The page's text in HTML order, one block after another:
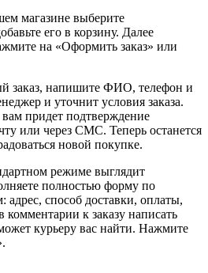
магазине выберите
его в корзину. Далее
на «Оформить заказ» или
заказ, напишите ФИО, телефон и
и уточнит условия заказа.
вам придет подтверждение
или через СМС. Теперь останется
новой покупке.
режиме выглядит
полностью форму по
адрес, способ доставки, оплаты,
комментарии к заказу написать
курьеру вас найти. Нажмите